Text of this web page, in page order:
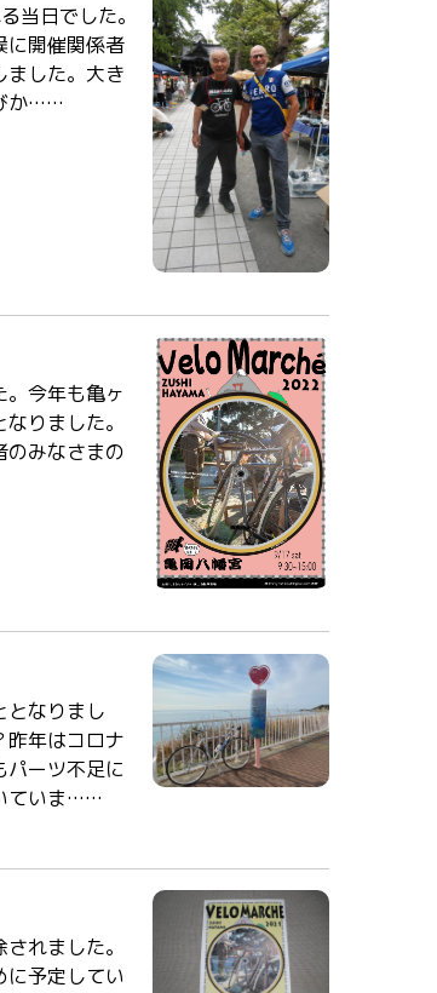
当日でした。
に開催関係者
ました。大き
か……
今年も亀ヶ
りました。
のみなさまの
となりまし
昨年はコロナ
パーツ不足に
ていま……
れました。
に予定してい